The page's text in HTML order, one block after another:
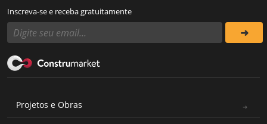
Inscreva-se e receba gratuitamente
Projetos e Obras